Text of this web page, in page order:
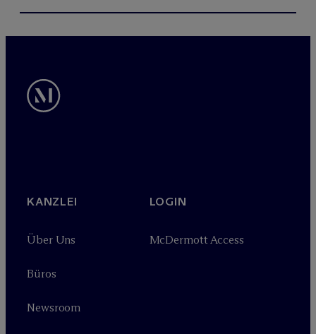
KANZLEI
Über Uns
Büros
Newsroom
LOGIN
McDermott Access